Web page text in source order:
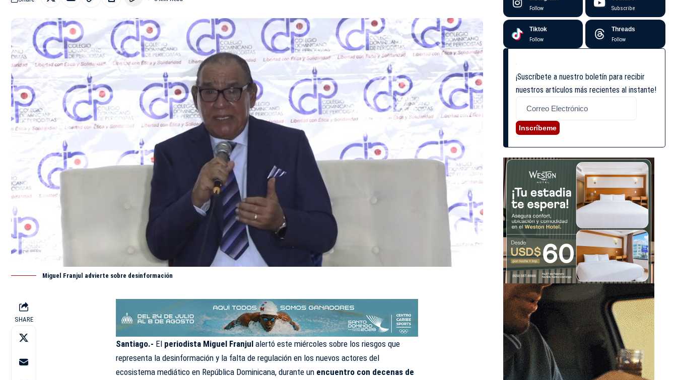
Miguel Franjul advierte sobre desinformación
SHARE
Santiago.- El periodista Miguel Franjul alertó este miércoles sobre los riesgos que
representa la desinformación y la falta de regulación en los nuevos actores del
ecosistema mediático en República Dominicana, durante un encuentro con decenas de
Follow Subscribe
Tiktok
Follow
Threads
Follow
¡Suscríbete a nuestro boletín para recibir
nuestros artículos más recientes al instante!
Inscríbeme